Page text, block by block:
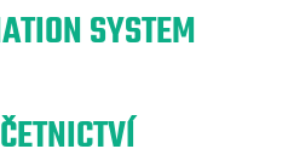
SYSTEM